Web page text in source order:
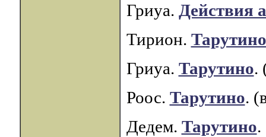
Гриуа. Действия
Тирион. Тарутино
Гриуа. Тарутино.
Роос. Тарутино.
Дедем. Тарутино.